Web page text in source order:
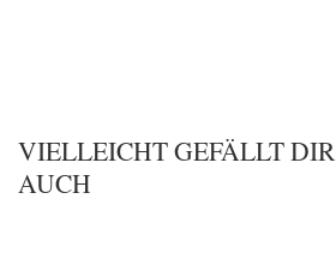
VIELLEICHT GEFÄLLT DIR
AUCH